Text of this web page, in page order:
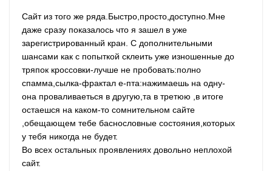
Сайт из того же ряда.Быстро,просто,доступно.Мне
даже сразу показалось что я зашел в уже
зарегистрированный кран. С дополнительными
шансами как с попыткой склеить уже изношенные до
тряпок кроссовки-лучше не пробовать:полно
спамма,сылка-фрактал е-пта:нажимаешь на одну-
она проваливаеться в другую,та в третюю ,в итоге
остаешся на каком-то сомнительном сайте
,обещающем тебе баснословные состояния,которых
у тебя никогда не будет.
Во всех остальных проявлениях довольно неплохой
сайт.